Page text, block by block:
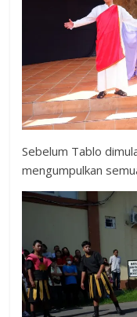
Sebelum Tablo
mengumpulkan